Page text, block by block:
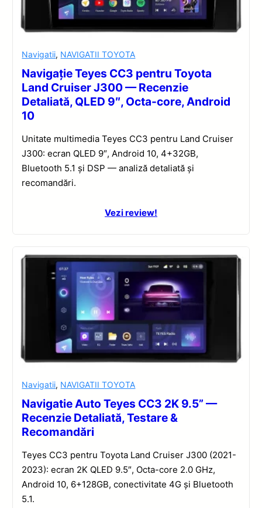
Navigatii, NAVIGATII TOYOTA
Navigație Teyes CC3 pentru Toyota
Land Cruiser J300 — Recenzie
Detaliată, QLED 9″, Octa-core, Android
10
Unitate multimedia Teyes CC3 pentru Land Cruiser
J300: ecran QLED 9″, Android 10, 4+32GB,
Bluetooth 5.1 și DSP — analiză detaliată și
recomandări.
Vezi review!
Navigatii, NAVIGATII TOYOTA
Navigatie Auto Teyes CC3 2K 9.5” —
Recenzie Detaliată, Testare &
Recomandări
Teyes CC3 pentru Toyota Land Cruiser J300 (2021-
2023): ecran 2K QLED 9.5″, Octa-core 2.0 GHz,
Android 10, 6+128GB, conectivitate 4G și Bluetooth
5.1.